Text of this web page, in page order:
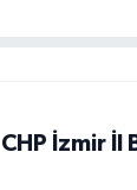
CHP İzmir İl